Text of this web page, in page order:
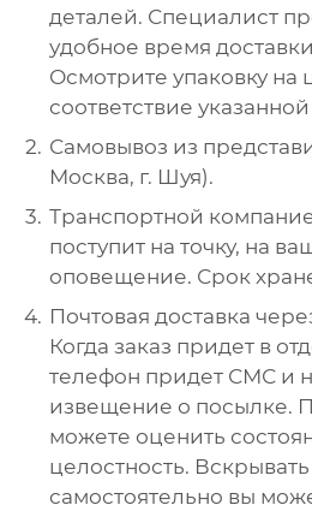
деталей. Специалист
удобное время
Осмотрите упаковку на
соответствие
Самовывоз из
Москва, г. Шуя).
Транспортной
поступит на точку, на
оповещение. Срок
Почтовая доставка
Когда заказ придет в
телефон придет СМС и
извещение о посылке.
можете оценить
целостность.
самостоятельно вы